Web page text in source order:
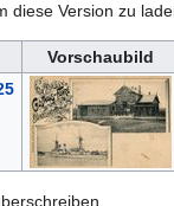
diese Version zu
Vorschaubild